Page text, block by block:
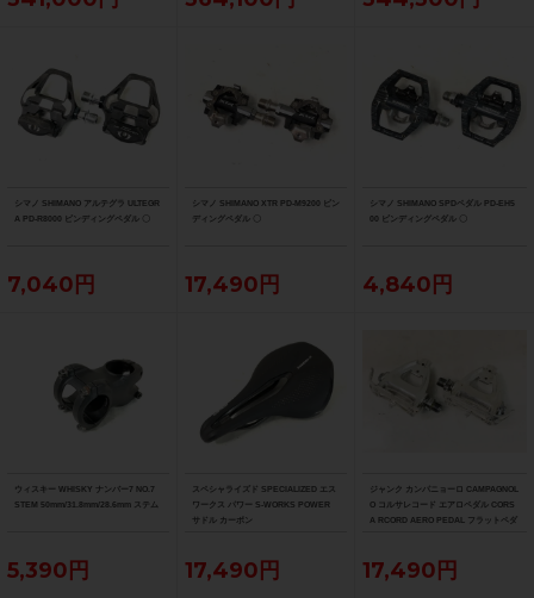
シマノ SHIMANO アルテグラ ULTEGR
A PD-R8000 ビンディングペダル 〇
7,040円
シマノ SHIMANO XTR PD-M9200 ビン
ディングペダル 〇
17,490円
シマノ SHIMANO SPDペダル PD-EH5
00 ビンディングペダル 〇
4,840円
ウィスキー WHISKY ナンバー7 NO.7
STEM 50mm/31.8mm/28.6mm ステム
5,390円
スペシャライズド SPECIALIZED エス
ワークス パワー S-WORKS POWER
サドル カーボン
17,490円
ジャンク カンパニョーロ CAMPAGNOL
O コルサレコード エアロペダル CORS
A RCORD AERO PEDAL フラットペダ
17,490円